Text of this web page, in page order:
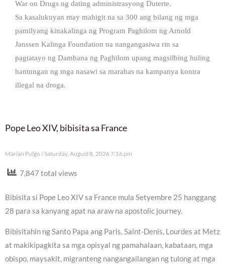
War on Drugs ng dating administrasyong Duterte.
Sa kasalukuyan may mahigit na sa 300 ang bilang ng mga
pamilyang kinakalinga ng Program Paghilom ng Arnold
Janssen Kalinga Foundation na nangangasiwa rin sa
pagtatayo ng Dambana ng Paghilom upang magsilbing huling
hantungan ng mga nasawi sa marahas na kampanya kontra
illegal na droga.
Pope Leo XIV, bibisita sa France
Marian Pulgo Saturday, August 8, 2026 7:16 pm
7,847 total views
Bibisita si Pope Leo XIV sa France mula Setyembre 25 hanggang
28 para sa kanyang apat na araw na apostolic journey.
Bibisitahin ng Santo Papa ang Paris, Saint-Denis, Lourdes at Metz
at makikipagkita sa mga opisyal ng pamahalaan, kabataan, mga
obispo, maysakit, migranteng nangangailangan ng tulong at mga